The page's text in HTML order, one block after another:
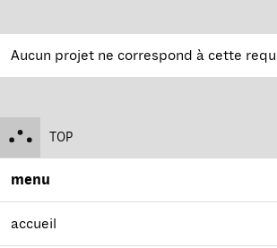
Aucun projet ne correspond à cette
TOP
menu
accueil